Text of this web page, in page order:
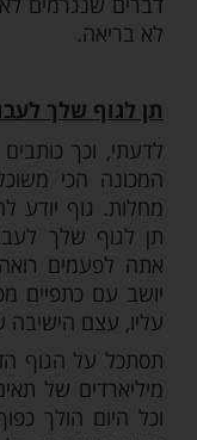
לרפא בן
את זה להרבה
קודם כל
במספרים, עד
תקוע
סחרחורות,
זרמים
וזה מה שגילו
מנתחים
לאדם